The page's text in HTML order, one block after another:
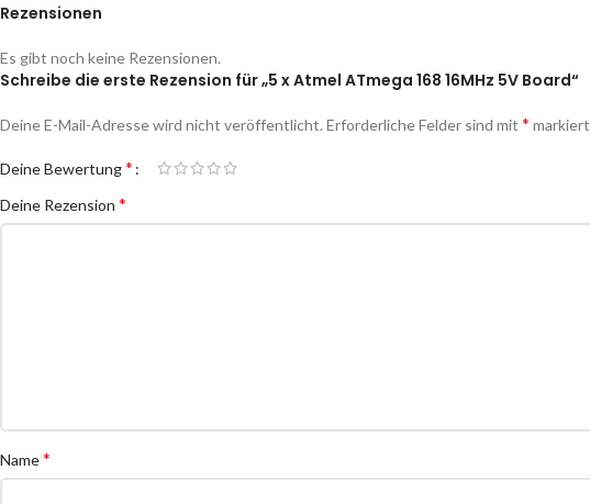
Rezensionen
Es gibt noch keine Rezensionen.
Schreibe die erste Rezension für „5 x Atmel ATmega 168 16MHz 5V Board“
Deine E-Mail-Adresse wird nicht veröffentlicht. Erforderliche Felder sind mit * markiert
Deine Bewertung*
Deine Rezension *
Name*